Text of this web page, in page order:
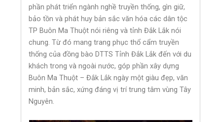
phần phát triển ngành nghề truyền thống, gìn giữ,
bảo tồn và phát huy bản sắc văn hóa các dân tộc
TP Buôn Ma Thuột nói riêng và tỉnh Đắk Lắk nói
chung. Từ đó mang trang phục thổ cẩm truyền
thống của đồng bào DTTS Tỉnh Đắk Lắk đến với du
khách trong và ngoài nước, góp phần xây dựng
Buôn Ma Thuột – Đắk Lắk ngày một giàu đẹp, văn
minh, bản sắc, xứng đáng vị trí trung tâm vùng Tây
Nguyên.